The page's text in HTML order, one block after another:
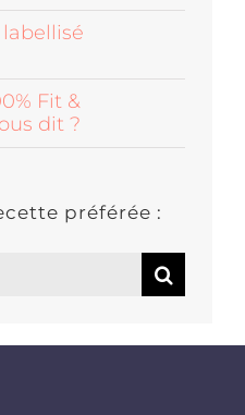
Fit &
dit ?
préférée :